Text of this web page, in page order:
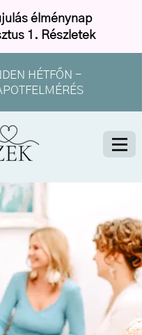
HÉTFŐN -
élménynap
1. Részletek